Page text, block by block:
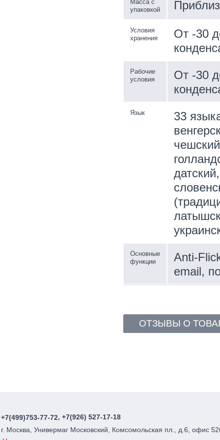
Масса с
упаковкой
Условия
хранения
От -30
Рабочие
условия
От -30
Язык
33
Основные
функции
Anti-
email,
ОТЗЫВЫ О
+7(499)753-77-72, +7(926) 527-17-18
г. Москва, Универмаг Московский, Комсомольская пл., д.6, офис